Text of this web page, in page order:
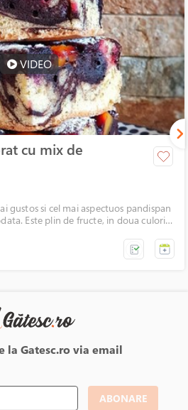
VIDEO
cu mix de
gustos si cel mai aspectuos pandispan
Este plin de fructe, in doua culori,
la Gatesc.ro via email
ABONARE